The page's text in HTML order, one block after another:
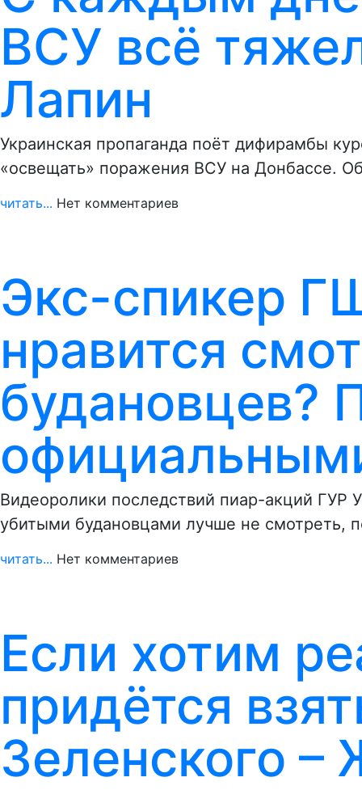
ВСУ всё
Лапин
Украинская пропаганда поёт дифирамбы
«освещать» поражения ВСУ на Донбассе.
читать... Нет комментариев
Экс-спикер
нравится
будановцев?
Видеоролики последствий пиар-акций ГУР
убитыми будановцами лучше не смотреть,
читать... Нет комментариев
Если хотим
придётся
Зеленского –